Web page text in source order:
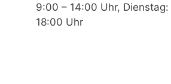
9:00 – 14:00 Uhr, Dienstag:
18:00 Uhr